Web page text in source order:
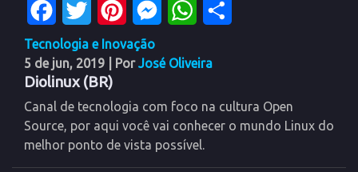
FacebookTwitter PinterestMessengerWhatsApp
Tecnologia e Inovação
5 de jun, 2019
| PorJosé Oliveira
Diolinux (BR)
Canal de tecnologia com foco na cultura Open
Source, por aqui você vai conhecer o mundo Linux do
melhor ponto de vista possível.